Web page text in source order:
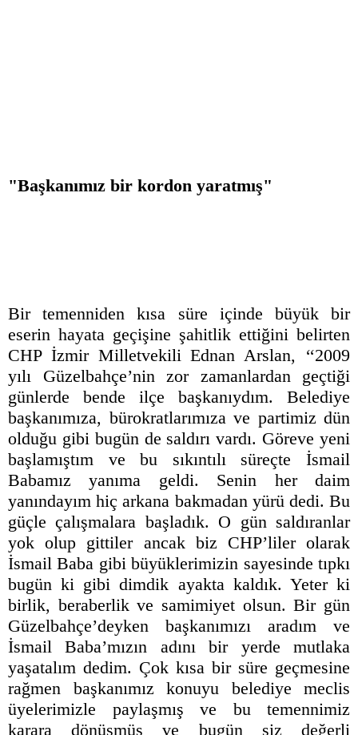
"Başkanımız bir kordon yaratmış"
Bir temenniden kısa süre içinde büyük bir
eserin hayata geçişine şahitlik ettiğini belirten
CHP İzmir Milletvekili Ednan Arslan, ‘‘2009
yılı Güzelbahçe’nin zor zamanlardan geçtiği
günlerde bende ilçe başkanıydım. Belediye
başkanımıza, bürokratlarımıza ve partimiz dün
olduğu gibi bugün de saldırı vardı. Göreve yeni
başlamıştım ve bu sıkıntılı süreçte İsmail
Babamız yanıma geldi. Senin her daim
yanındayım hiç arkana bakmadan yürü dedi. Bu
güçle çalışmalara başladık. O gün saldıranlar
yok olup gittiler ancak biz CHP’liler olarak
İsmail Baba gibi büyüklerimizin sayesinde tıpkı
bugün ki gibi dimdik ayakta kaldık. Yeter ki
birlik, beraberlik ve samimiyet olsun. Bir gün
Güzelbahçe’deyken başkanımızı aradım ve
İsmail Baba’mızın adını bir yerde mutlaka
yaşatalım dedim. Çok kısa bir süre geçmesine
rağmen başkanımız konuyu belediye meclis
üyelerimizle paylaşmış ve bu temennimiz
karara dönüşmüş ve bugün siz değerli